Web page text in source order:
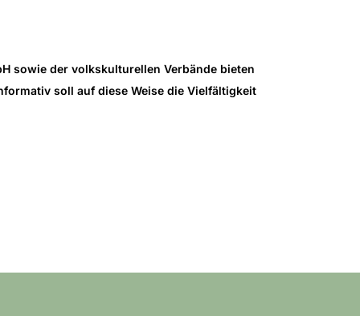
sowie der volkskulturellen Verbände bieten
soll auf diese Weise die Vielfältigkeit